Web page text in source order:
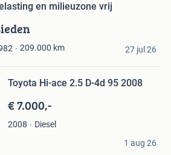
en milieuzone vrij
209.000 km 27 jul 26
Toyota Hi-ace 2.5 D-4d 95 2008
€ 7.000,-
2008
Diesel
1 aug 26